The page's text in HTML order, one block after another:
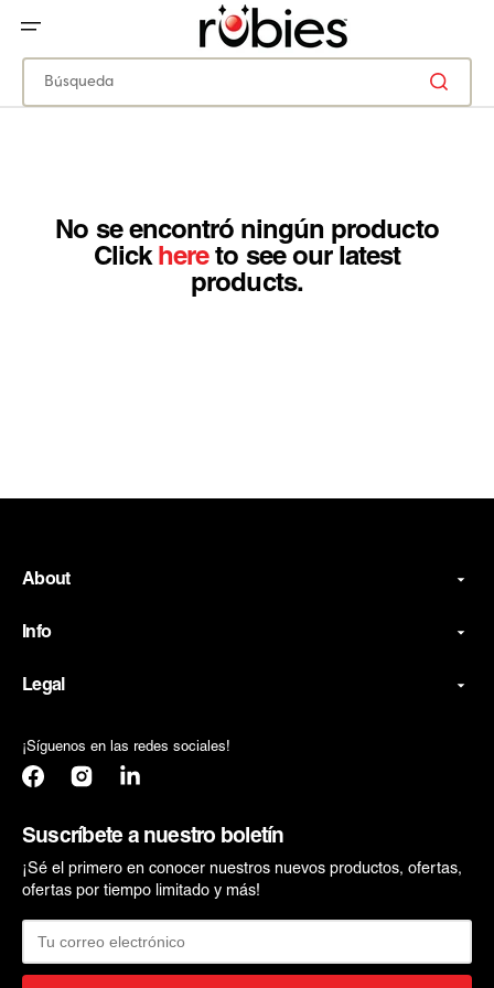
DIRECTAMENTE
Búsqueda
No se encontró ningún producto
Click hereto see our latest
products.
About
Info
Legal
¡Síguenos en las redes sociales!
FacebookInstagramTranslation
Suscríbete a nuestro boletín
¡Sé el primero en conocer nuestros nuevos productos, ofertas,
ofertas por tiempo limitado y más!